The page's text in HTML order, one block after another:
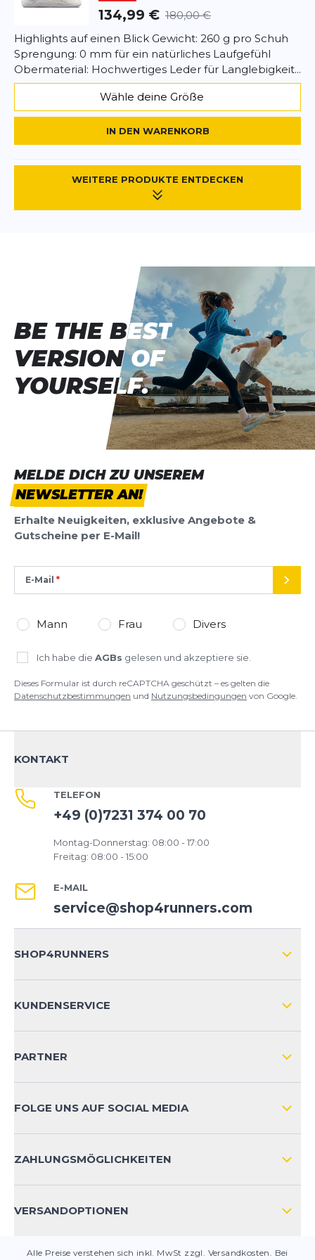
Trage Deine Sensus Moc Lace Up Leather
regelmäßig, um von der Barfuß-Technologie zu
profitieren und die Muskulatur zu stärken. Denke
daran, Deine Schritte langsam zu erhöhen, wenn
Du neu im Barfußgehen bist.
134,99 € 180,00 €
Highlights auf einen Blick Gewicht: 260 g pro Schuh
Sprengung: 0 mm für ein natürliches Laufgefühl
Obermaterial: Hochwertiges Leder für Langlebigkeit...
Wähle deine Größe
IN DEN WARENKORB
WEITERE PRODUKTE ENTDECKEN
MELDE DICH ZU UNSEREM
NEWSLETTER AN!
Erhalte Neuigkeiten, exklusive Angebote &
Gutscheine per E-Mail!
E-Mail
Mann Frau Divers
Ich habe die AGBs gelesen und akzeptiere sie.
Dieses Formular ist durch reCAPTCHA geschützt – es gelten die
Datenschutzbestimmungen und Nutzungsbedingungen von Google.
BE THE BEST
VERSION OF
YOURSELF.
BE THE BEST
VERSION OF
YOURSELF.
KONTAKT
TELEFON
+49 (0)7231 374 00 70
Montag-Donnerstag: 08:00 - 17:00
Freitag: 08:00 - 15:00
E-MAIL
service@shop4runners.com
SHOP4RUNNERS
KUNDENSERVICE
KONTAKT
PRODUKTSICHERHEIT
PARTNER
FOLGE UNS AUF SOCIAL MEDIA
ZAHLUNGSMÖGLICHKEITEN
VERSANDOPTIONEN
Alle Preise verstehen sich inkl. MwSt zzgl. Versandkosten. Bei